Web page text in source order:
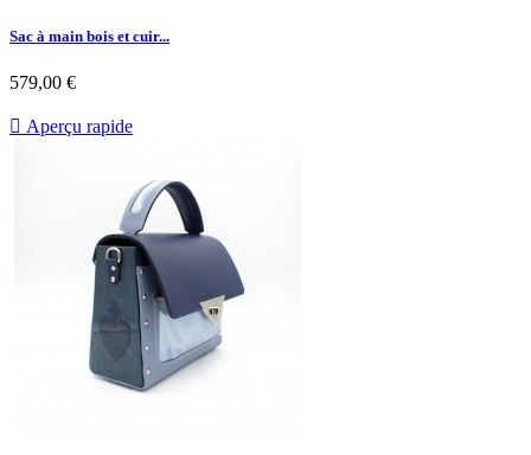
Sac à main bois et cuir...
579,00 €
 Aperçu rapide